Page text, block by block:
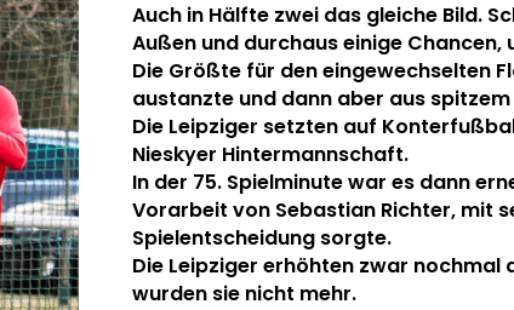
Auch in Hälfte zwei das gleiche Bild.
Außen und durchaus einige Chancen,
Die Größte für den eingewechselten
austanzte und dann aber aus
Die Leipziger setzten auf
Nieskyer Hintermannschaft.
In der 75. Spielminute war es dann
Vorarbeit von Sebastian Richter, mit
Spielentscheidung sorgte.
Die Leipziger erhöhten zwar
wurden sie nicht mehr.